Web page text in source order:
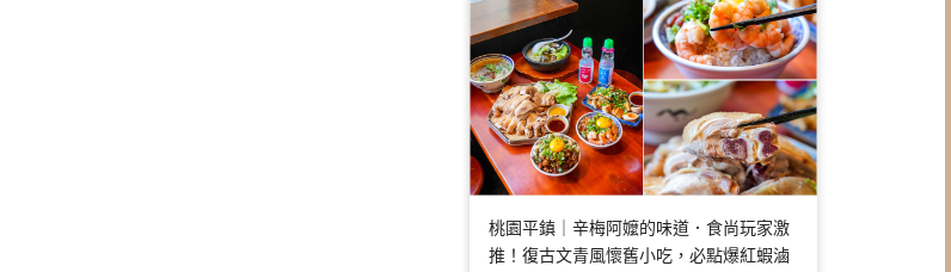
桃園平鎮｜辛梅阿嬤的味道．食尚玩家激
推！復古文青風懷舊小吃，必點爆紅蝦滷